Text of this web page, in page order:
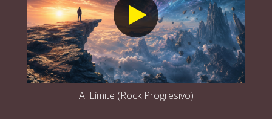
Al Límite (Rock Progresivo)